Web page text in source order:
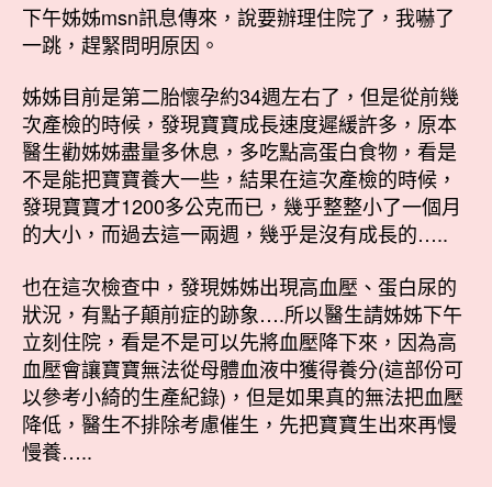
下午姊姊msn訊息傳來，說要辦理住院了，我嚇了
一跳，趕緊問明原因。
姊姊目前是第二胎懷孕約34週左右了，但是從前幾
次產檢的時候，發現寶寶成長速度遲緩許多，原本
醫生勸姊姊盡量多休息，多吃點高蛋白食物，看是
不是能把寶寶養大一些，結果在這次產檢的時候，
發現寶寶才1200多公克而已，幾乎整整小了一個月
的大小，而過去這一兩週，幾乎是沒有成長的…..
也在這次檢查中，發現姊姊出現高血壓、蛋白尿的
狀況，有點子顛前症的跡象….所以醫生請姊姊下午
立刻住院，看是不是可以先將血壓降下來，因為高
血壓會讓寶寶無法從母體血液中獲得養分(這部份可
以參考小綺的生產紀錄)，但是如果真的無法把血壓
降低，醫生不排除考慮催生，先把寶寶生出來再慢
慢養…..